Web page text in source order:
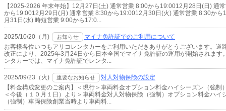
【2025-2026 年末年始】12月27日(土) 通常営業 8:00から19:0012月28日(日) 通
から19:0012月29日(月) 通常営業 8:30から19:0012月30日(火) 通常営業 8:30か
月31日(水) 時短営業 9:00から17:0...
2025/10/20（月) お知らせ
マイナ免許証でのご利用について
お客様各位いつもアリコレンタカーをご利用いただきありがとうございます。道
改正により、2025年3月24日から日本全国でマイナ免許証の運用が開始されます
ンタカーでは、マイナ免許証でレンタ...
2025/09/23（火) 重要なお知らせ
対人対物保険の設定
【料金構成変更のご案内】＜現行＞車両料金オプション料金ハイシーズン（強制
＜今後（１０月１日）より＞車両料金対人対物保険（強制）オプション料金ハイ
（強制）車両保険創業当時より車両料...